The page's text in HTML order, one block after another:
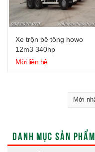
Xe trộn bê tông howo
12m3 340hp
Mời liên hệ
DANH MỤC SẢN PHẨM